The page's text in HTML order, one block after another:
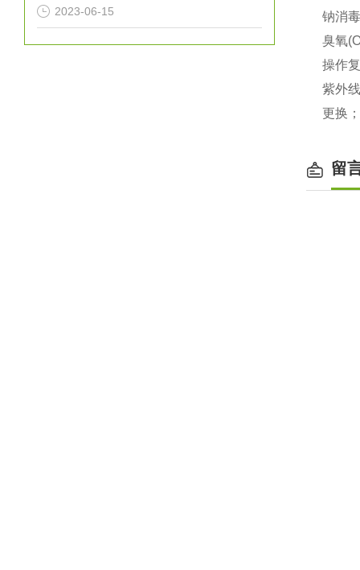
2023-06-15
钠消
臭氧
操作
紫外
更换
留